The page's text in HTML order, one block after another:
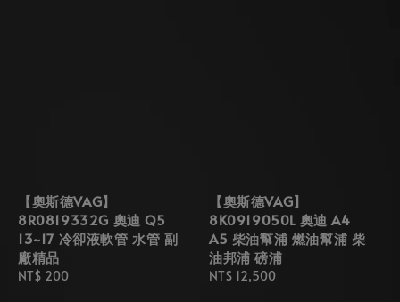
【奧斯德VAG】
8R0819332G 奧迪 Q5
13~17 冷卻液軟管 水管 副
廠精品
Regular
NT$ 200
【奧斯德VAG】
8K0919050L 奧迪 A4
A5 柴油幫浦 燃油幫浦 柴
油邦浦 磅浦
Regular
NT$ 12,500